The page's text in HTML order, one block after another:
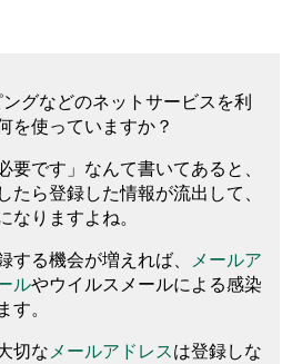
ングなどのネッ トサービスを利
を使っていますか？
要です 」 なんて書いてあると 、
たら登録した情報が流出して、
なりますよね。
する機会が増えれば、 メールア
ルやウイルスメールによる感染
す。
切なメールアドレスは登録しな